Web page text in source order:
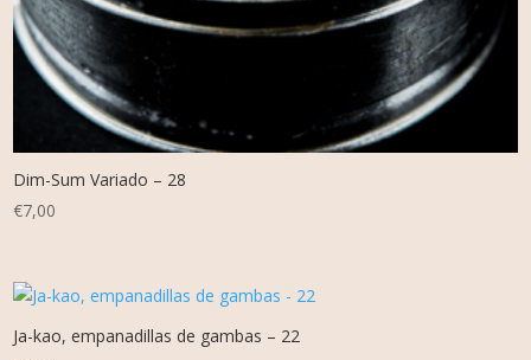
Dim-Sum Variado – 28
€7,00
Ja-kao, empanadillas de gambas – 22